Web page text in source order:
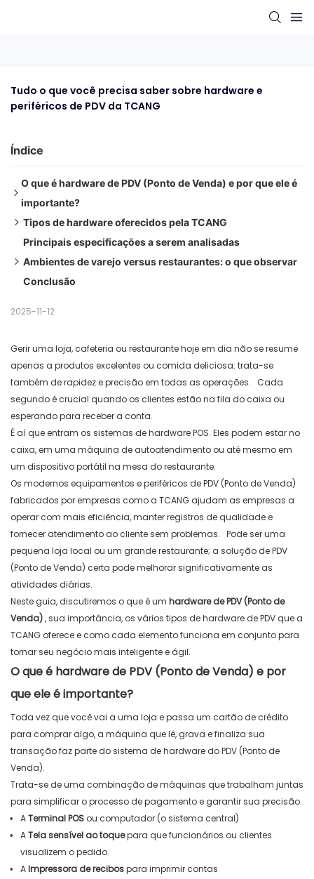
Tudo o que você precisa saber sobre hardware e
periféricos de PDV da TCANG
Índice
O que é hardware de PDV (Ponto de Venda) e por que ele é
importante?
Por que o hardware de PDV é importante
Tipos de hardware oferecidos pela TCANG
1. Terminais POS de mesa
2. Máquinas POS móveis/portáteis
3. Quiosques de autoatendimento
Principais especificações a serem analisadas
Ambientes de varejo versus restaurantes: o que observar
Hardware para Pontos de Venda no Varejo
Conclusão
2025-11-12
Gerir uma loja, cafeteria ou restaurante hoje em dia não se resume
apenas a produtos excelentes ou comida deliciosa: trata-se
também de rapidez e precisão em todas as operações. Cada
segundo é crucial quando os clientes estão na fila do caixa ou
esperando para receber a conta.
É aí que entram os sistemas de hardware POS. Eles podem estar no
caixa, em uma máquina de autoatendimento ou até mesmo em
um dispositivo portátil na mesa do restaurante.
Os modernos equipamentos e periféricos de PDV (Ponto de Venda)
fabricados por empresas como a TCANG ajudam as empresas a
operar com mais eficiência, manter registros de qualidade e
fornecer atendimento ao cliente sem problemas. Pode ser uma
pequena loja local ou um grande restaurante; a solução de PDV
(Ponto de Venda) certa pode melhorar significativamente as
atividades diárias.
Neste guia, discutiremos o que é um hardware de PDV (Ponto de
Venda), sua importância, os vários tipos de hardware de PDV que a
TCANG oferece e como cada elemento funciona em conjunto para
tornar seu negócio mais inteligente e ágil.
O que é hardware de PDV (Ponto de Venda) e por
que ele é importante?
Toda vez que você vai a uma loja e passa um cartão de crédito
para comprar algo, a máquina que lê, grava e finaliza sua
transação faz parte do sistema de hardware do PDV (Ponto de
Venda).
Trata-se de uma combinação de máquinas que trabalham juntas
para simplificar o processo de pagamento e garantir sua precisão.
ATerminal POS ou computador (o sistema central)
ATela sensível ao toquepara que funcionários ou clientes
visualizem o pedido.
AImpressora de recibospara imprimir contas